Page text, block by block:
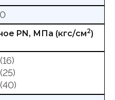
PN, МПа (кгс/см2)